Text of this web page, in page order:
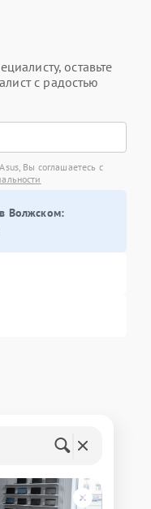
оставьте
с радостью
Вы соглашаетесь с
Волжском: